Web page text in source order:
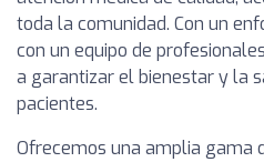
toda la comunidad. Con un
con un equipo de
a garantizar el bienestar y la
pacientes.
Ofrecemos una amplia gama